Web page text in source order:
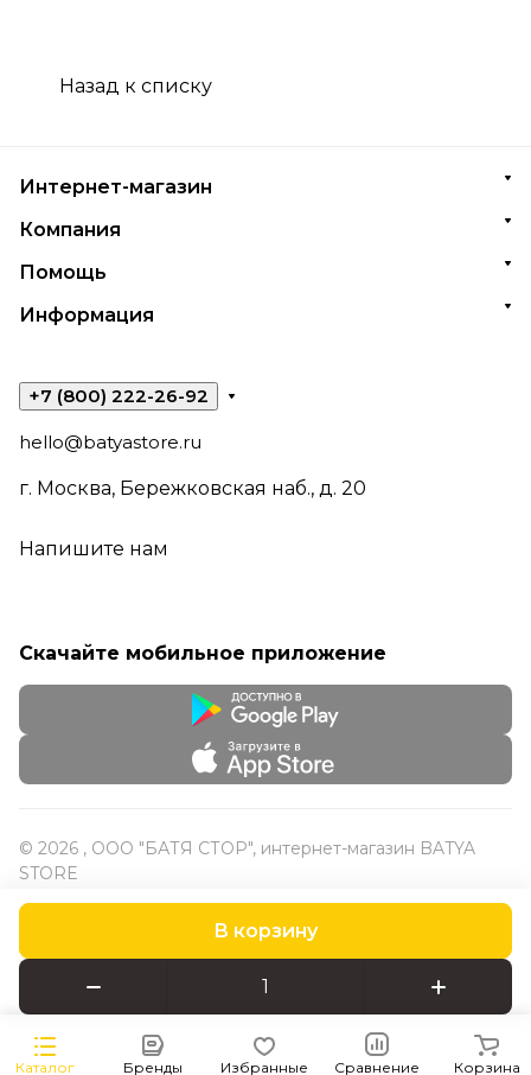
В корзину
Назад к списку
Каталог Бренды Избранные Сравнение Корзина
Интернет-магазин
Компания
Помощь
Информация
+7 (800) 222-26-92
hello@batyastore.ru
г. Москва, Бережковская наб., д. 20
Напишите нам
Скачайте мобильное приложение
© 2026 , ООО "БАТЯ СТОР", интернет-магазин BATYA
STORE
Конфиденциальность Оферта